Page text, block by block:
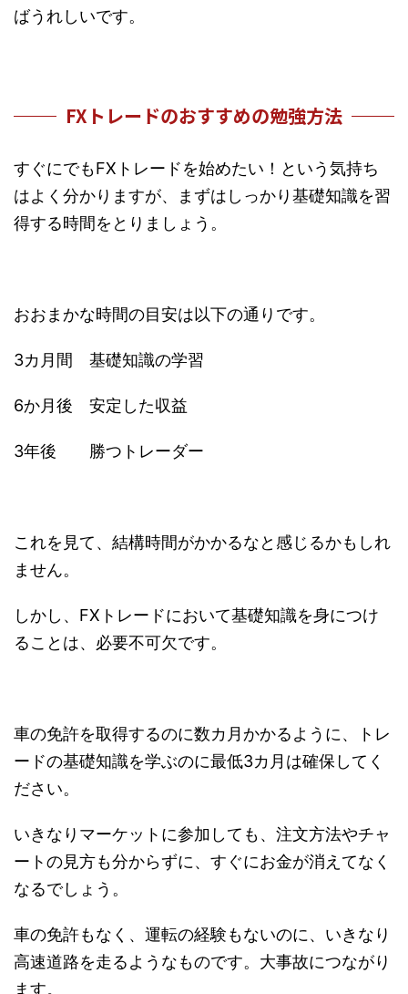
ばうれしいです。
FXトレードのおすすめの勉強方法
すぐにでもFXトレードを始めたい！という気持ち
はよく分かりますが、まずはしっかり基礎知識を習
得する時間をとりましょう。
おおまかな時間の目安は以下の通りです。
3カ月間 基礎知識の学習
6か月後 安定した収益
3年後 勝つトレーダー
これを見て、結構時間がかかるなと感じるかもしれ
ません。
しかし、FXトレードにおいて基礎知識を身につけ
ることは、必要不可欠です。
車の免許を取得するのに数カ月かかるように、トレ
ードの基礎知識を学ぶのに最低3カ月は確保してく
ださい。
いきなりマーケットに参加しても、注文方法やチャ
ートの見方も分からずに、すぐにお金が消えてなく
なるでしょう。
車の免許もなく、運転の経験もないのに、いきなり
高速道路を走るようなものです。大事故につながり
ます。